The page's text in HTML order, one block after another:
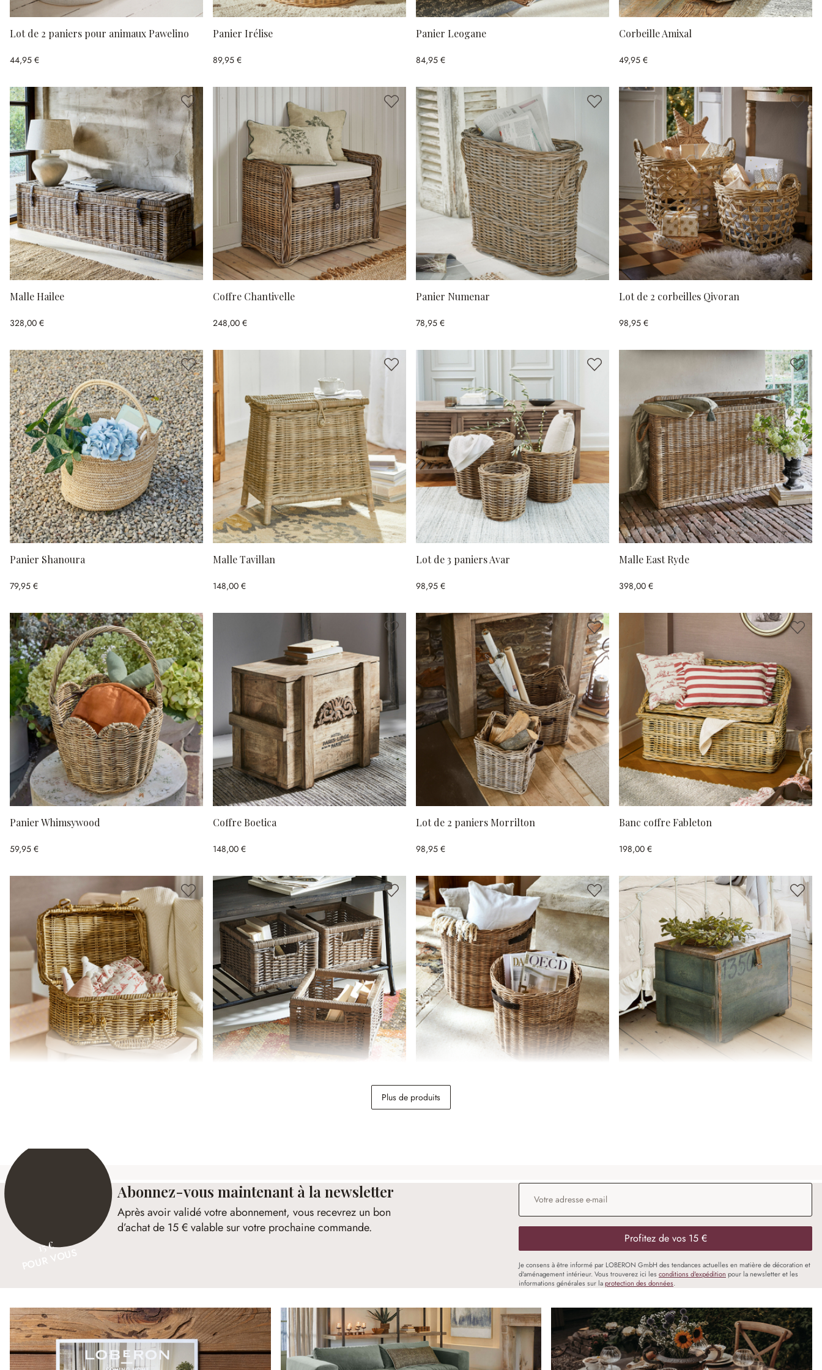
Lot de 2 paniers pour animaux Pawelino
44,95 €
Panier Irélise
89,95 €
Panier Leogane
84,95 €
Corbeille Amixal
49,95 €
Malle Hailee
328,00 €
Coffre Chantivelle
248,00 €
Panier Numenar
78,95 €
Lot de 2 corbeilles Qivoran
98,95 €
Panier Shanoura
79,95 €
Malle Tavillan
148,00 €
Lot de 3 paniers Avar
98,95 €
Malle East Ryde
398,00 €
Panier Whimsywood
59,95 €
Coffre Boetica
148,00 €
Lot de 2 paniers Morrilton
98,95 €
Banc coffre Fableton
198,00 €
Lot de 2 paniers Ausserd
168,00 €
Plus de produits
15 €
Abonnez-vous maintenant à la newsletter
Après avoir validé votre abonnement, vous recevrez un bon
d’achat de 15 € valable sur votre prochaine commande.
Adresse e-mail
Profitez de vos 15 €
Je consens à être informé par LOBERON GmbH des tendances actuelles en matière de décoration et
d'aménagement intérieur. Vous trouverez ici les conditions d'expédition pour la newsletter et les
informations générales sur laprotection des données.